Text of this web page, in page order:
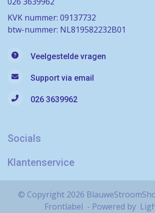
KVK nummer: 09137732
btw-nummer: NL819582232B01
Veelgestelde vragen
Support via email
026 3639962
Socials
Klantenservice
© Copyright 2026
Frontlabel - Powered by